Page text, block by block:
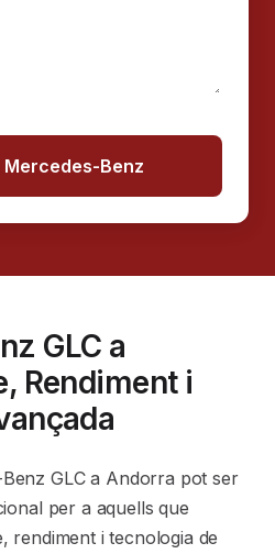
Mercedes-Benz
GLC a
Rendiment i
GLC a Andorra pot ser
per a aquells que
rendiment i tecnologia de